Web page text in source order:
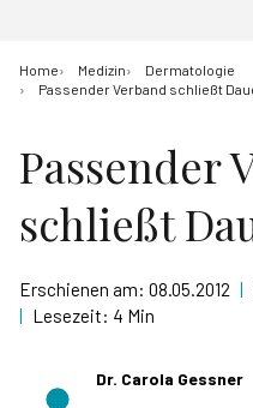
Home Medizin
Dermatologie
Passender Verband schließt
Passender
schließt
Erschienen am: 08.05.2012 |
| Lesezeit: 4 Min
Dr. Carola Gessner